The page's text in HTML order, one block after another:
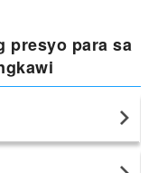
presyo para sa